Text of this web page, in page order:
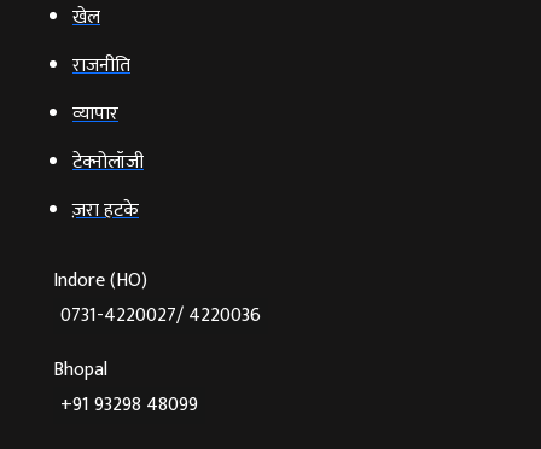
खेल
राजनीति
व्‍यापार
टेक्‍नोलॉजी
ज़रा हटके
Indore (HO)
0731-4220027/ 4220036
Bhopal
+91 93298 48099